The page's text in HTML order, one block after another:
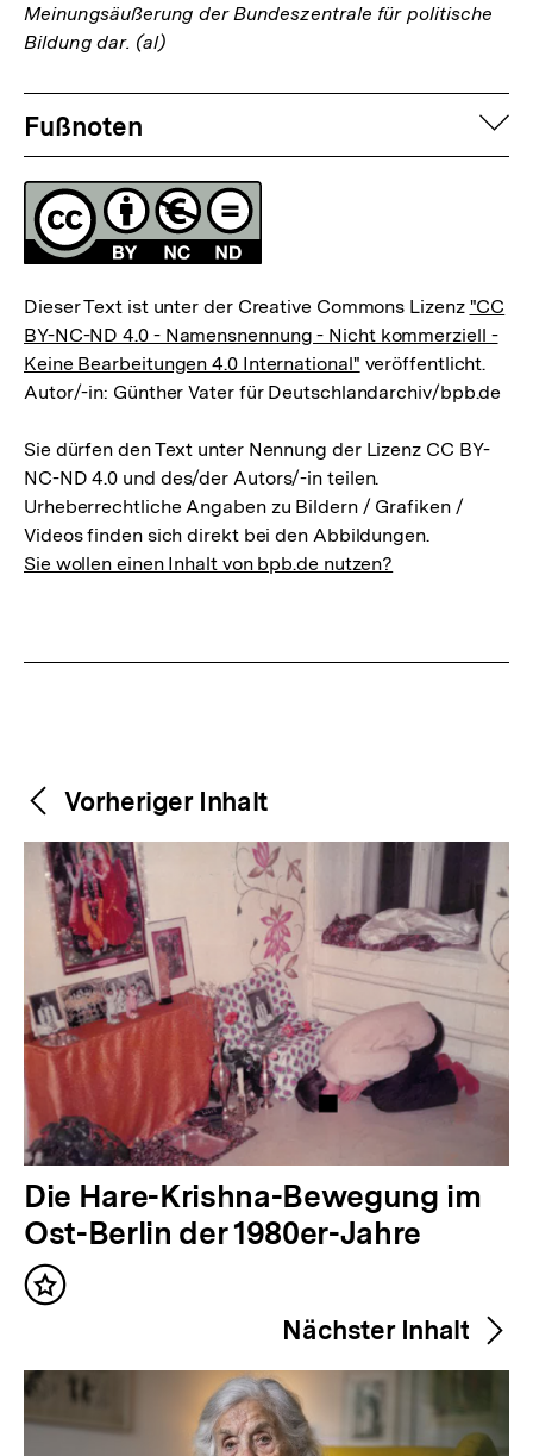
Meinungsäußerung der Bundeszentrale für politische
Bildung dar. (al)
Fussnoten
Fußnoten
Lizenz
Dieser Text ist unter der Creative Commons Lizenz "CC
BY-NC-ND 4.0 - Namensnennung - Nicht kommerziell -
Keine Bearbeitungen 4.0 International" veröffentlicht.
Autor/-in: Günther Vater für Deutschlandarchiv/bpb.de
Sie dürfen den Text unter Nennung der Lizenz CC BY-
NC-ND 4.0 und des/der Autors/-in teilen.
Urheberrechtliche Angaben zu Bildern / Grafiken /
Videos finden sich direkt bei den Abbildungen.
Sie wollen einen Inhalt von bpb.de nutzen?
Weitere
Inhalte
Content-
Navigation
Vorheriger Inhalt
V
o
r
h
r
i
Die Hare-Krishna-Bewegung im
Ost-Berlin der 1980er-Jahre
Inhalt
Nächster Inhalt